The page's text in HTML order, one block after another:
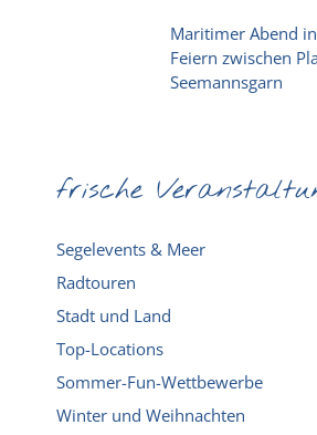
Maritimer Abend
Feiern zwischen
Seemannsgarn
frische
Segelevents & Meer
Radtouren
Stadt und Land
Top-Locations
Sommer-Fun-Wettbewerbe
Winter und Weihnachten